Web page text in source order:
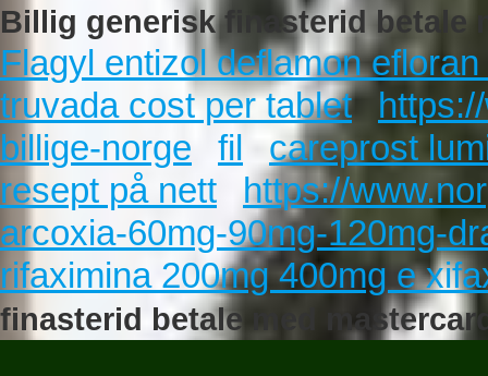
Billig generisk finasterid betale
Flagyl entizol deflamon
truvada cost per tablet
billige-norge
fil
careprost
resept på nett
https://
arcoxia-60mg-90mg-120mg-
rifaximina 200mg 400mg e
finasterid betale med